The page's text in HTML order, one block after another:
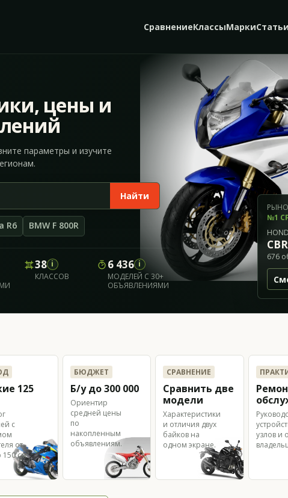
СравнениеКлассыМарки
цены и
параметры и изучите
Найти
R6 BMW F 800R
№1
676
38 i
КЛАССОВ
6 436 i
МОДЕЛЕЙ С 30+
ОБЪЯВЛЕНИЯМИ
125
с
от
150 см³.
БЮДЖЕТ
Б/у до 300 000
Ориентир
средней цены
по
накопленным
объявлениям.
СРАВНЕНИЕ
Сравнить две
модели
Характеристики
и отличия двух
байков на
одном экране.
узлов и